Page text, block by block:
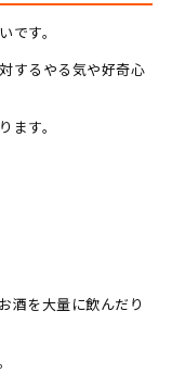
です。
するやる気や好奇心
ます。
酒を大量に飲んだり